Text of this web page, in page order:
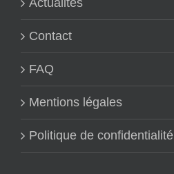
Actualités
Contact
FAQ
Mentions légales
Politique de confidentialité